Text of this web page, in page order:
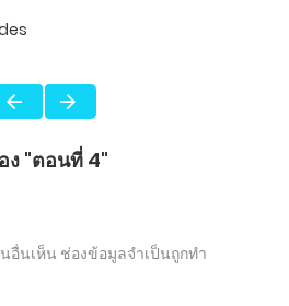
ง "ตอนที่ 4"
อื่นเห็น ช่องข้อมูลจำเป็นถูกทำ